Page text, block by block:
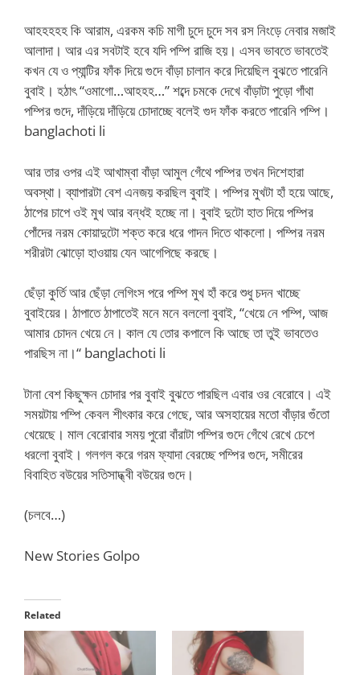
আহহহহহ কি আরাম, এরকম কচি মাগী চুদে চুদে সব রস নিংড়ে নেবার মজাই
আলাদা। আর এর সবটাই হবে যদি পম্পি রাজি হয়। এসব ভাবতে ভাবতেই
কখন যে ও প্যান্টির ফাঁক দিয়ে গুদে বাঁড়া চালান করে দিয়েছিল বুঝতে পারেনি
বুবাই। হঠাৎ “ওমাগো…আহহহ…” শব্দে চমকে দেখে বাঁড়াটা পুড়ো গাঁথা
পম্পির গুদে, দাঁড়িয়ে দাঁড়িয়ে চোদাচ্ছে বলেই গুদ ফাঁক করতে পারেনি পম্পি।
banglachoti li
আর তার ওপর এই আখাম্বা বাঁড়া আমুল গেঁথে পম্পির তখন দিশেহারা
অবস্থা। ব্যাপারটা বেশ এনজয় করছিল বুবাই। পম্পির মুখটা হাঁ হয়ে আছে,
ঠাপের চাপে ওই মুখ আর বন্ধই হচ্ছে না। বুবাই দুটো হাত দিয়ে পম্পির
পোঁদের নরম কোয়াদুটো শক্ত করে ধরে গাদন দিতে থাকলো। পম্পির নরম
শরীরটা ঝোড়ো হাওয়ায় যেন আগেপিছে করছে।
ছেঁড়া কুর্তি আর ছেঁড়া লেগিংস পরে পম্পি মুখ হাঁ করে শুধু চদন খাচ্ছে
বুবাইয়ের। ঠাপাতে ঠাপাতেই মনে মনে বললো বুবাই, “খেয়ে নে পম্পি, আজ
আমার চোদন খেয়ে নে। কাল যে তোর কপালে কি আছে তা তুই ভাবতেও
পারছিস না।“ banglachoti li
টানা বেশ কিছুক্ষন চোদার পর বুবাই বুঝতে পারছিল এবার ওর বেরোবে। এই
সময়টায় পম্পি কেবল শীৎকার করে গেছে, আর অসহায়ের মতো বাঁড়ার গুঁতো
খেয়েছে। মাল বেরোবার সময় পুরো বাঁরাটা পম্পির গুদে গেঁথে রেখে চেপে
ধরলো বুবাই। গলগল করে গরম ফ্যাদা বেরচ্ছে পম্পির গুদে, সমীরের
বিবাহিত বউয়ের সতিসাদ্ধ্বী বউয়ের গুদে।
(চলবে…)
New Stories Golpo
Related